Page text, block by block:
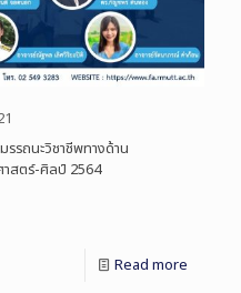
รรถนะวิชาชีพทางด้าน
สตร์-ศิลป์ 2564
Read more